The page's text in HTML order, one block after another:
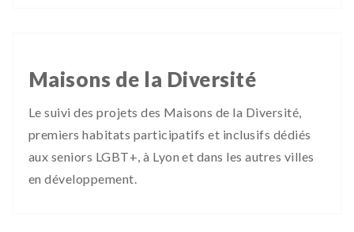
Maisons de la Diversité
Le suivi des projets des Maisons de la Diversité,
premiers habitats participatifs et inclusifs dédiés
aux seniors LGBT+, à Lyon et dans les autres villes
en développement.